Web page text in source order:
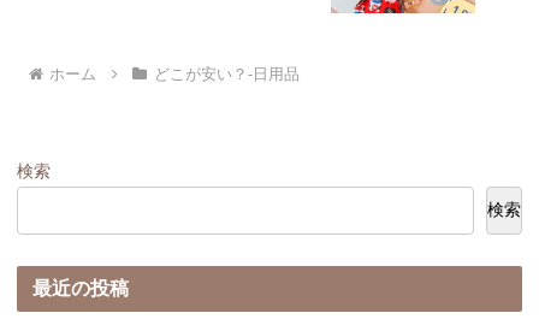
ホーム どこが安い？-日用品
検索
検索
最近の投稿